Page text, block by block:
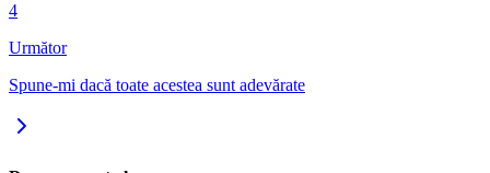
4
Următor
Spune-mi dacă toate acestea sunt adevărate